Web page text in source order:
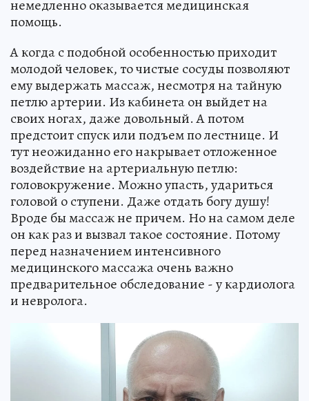
немедленно оказывается медицинская
помощь.
А когда с подобной особенностью приходит
молодой человек, то чистые сосуды позволяют
ему выдержать массаж, несмотря на тайную
петлю артерии. Из кабинета он выйдет на
своих ногах, даже довольный. А потом
предстоит спуск или подъем по лестнице. И
тут неожиданно его накрывает отложенное
воздействие на артериальную петлю:
головокружение. Можно упасть, удариться
головой о ступени. Даже отдать богу душу!
Вроде бы массаж не причем. Но на самом деле
он как раз и вызвал такое состояние. Потому
перед назначением интенсивного
медицинского массажа очень важно
предварительное обследование - у кардиолога
и невролога.